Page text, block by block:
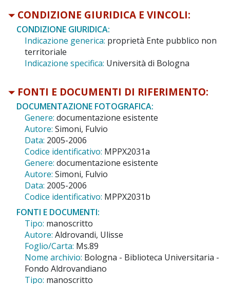
CONDIZIONE GIURIDICA E VINCOLI:
CONDIZIONE GIURIDICA:
Indicazione generica: proprietà Ente pubblico non
territoriale
Indicazione specifica: Università di Bologna
FONTI E DOCUMENTI DI RIFERIMENTO:
DOCUMENTAZIONE FOTOGRAFICA:
Genere: documentazione esistente
Autore: Simoni, Fulvio
Data: 2005-2006
Codice identificativo: MPPX2031a
Genere: documentazione esistente
Autore: Simoni, Fulvio
Data: 2005-2006
Codice identificativo: MPPX2031b
FONTI E DOCUMENTI:
Tipo: manoscritto
Autore: Aldrovandi, Ulisse
Foglio/Carta: Ms.89
Nome archivio: Bologna - Biblioteca Universitaria -
Fondo Aldrovandiano
Tipo: manoscritto